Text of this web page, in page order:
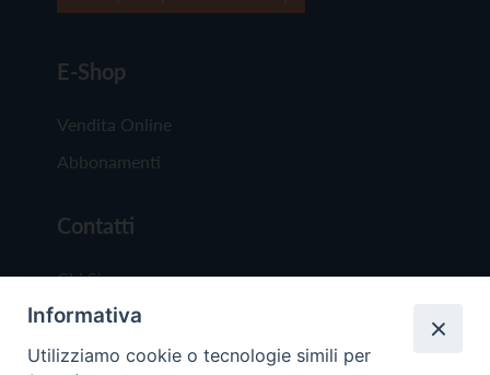
E-Shop
Vendita Online
Abbonamenti
Contatti
Chi Siamo
Redazione
Scrivici
Informativa
Utilizziamo cookie o tecnologie simili per